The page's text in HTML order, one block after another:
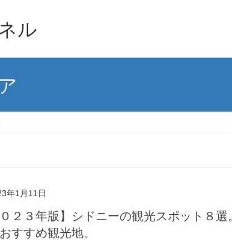
ル
年1月11日
０２３年版】シドニーの観光スポット８
すすめ観光地。